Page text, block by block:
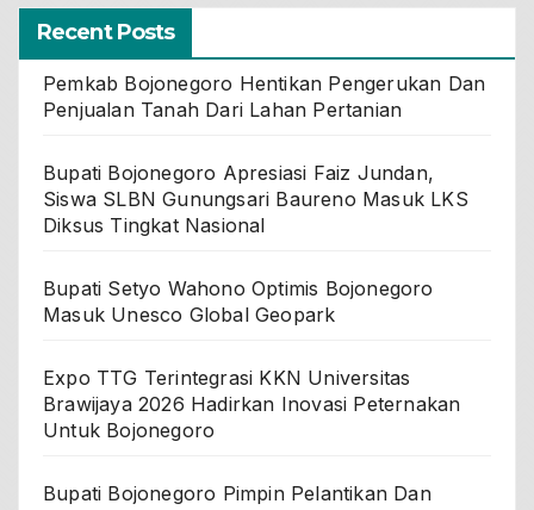
Recent Posts
Pemkab Bojonegoro Hentikan Pengerukan Dan
Penjualan Tanah Dari Lahan Pertanian
Bupati Bojonegoro Apresiasi Faiz Jundan,
Siswa SLBN Gunungsari Baureno Masuk LKS
Diksus Tingkat Nasional
Bupati Setyo Wahono Optimis Bojonegoro
Masuk Unesco Global Geopark
Expo TTG Terintegrasi KKN Universitas
Brawijaya 2026 Hadirkan Inovasi Peternakan
Untuk Bojonegoro
Bupati Bojonegoro Pimpin Pelantikan Dan